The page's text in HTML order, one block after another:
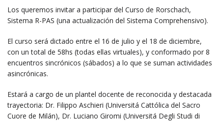
Los queremos invitar a participar del Curso de Rorschach,
Sistema R-PAS (una actualización del Sistema Comprehensivo).
El curso será dictado entre el 16 de julio y el 18 de diciembre,
con un total de 58hs (todas ellas virtuales), y conformado por 8
encuentros sincrónicos (sábados) a lo que se suman actividades
asincrónicas.
Estará a cargo de un plantel docente de reconocida y destacada
trayectoria: Dr. Filippo Aschieri (Universitá Cattólica del Sacro
Cuore de Milán), Dr. Luciano Giromi (Universitá Degli Studi di